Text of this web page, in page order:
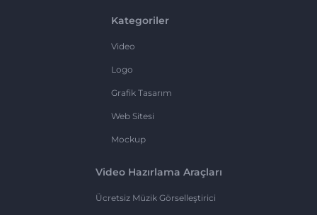
Kategoriler
Video
Logo
Grafik Tasarım
Web Sitesi
Mockup
Video Hazırlama Araçları
Ücretsiz Müzik Görselleştirici